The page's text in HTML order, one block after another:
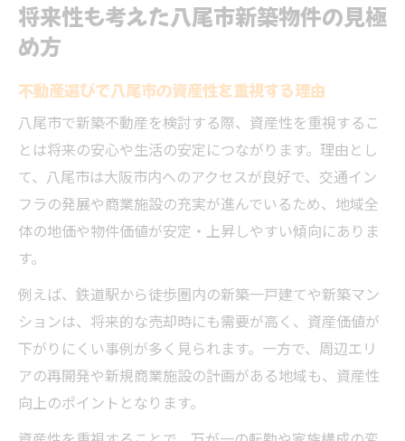
将来性も考えた八尾市新築物件の見極
め方
不動産選びで八尾市の資産性を重視する理由
八尾市で新築不動産を検討する際、資産性を重視するこ
とは将来の安心や生活の安定につながります。理由とし
て、八尾市は大阪市内へのアクセスが良好で、交通イン
フラの発展や商業施設の充実が進んでいるため、地域全
体の地価や物件価値が安定・上昇しやすい傾向にありま
す。
例えば、鉄道駅から徒歩圏内の新築一戸建てや新築マン
ションは、将来的な売却時にも需要が高く、資産価値が
下がりにくい事例が多く見られます。一方で、周辺エリ
アの再開発や新規商業施設の計画がある地域も、資産性
向上のポイントとなります。